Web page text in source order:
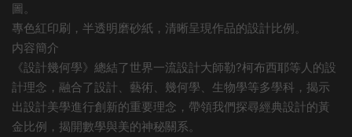
圖。
專色紅印刷，半透明磨砂紙，清晰呈現作品的設計比例。
内容簡介
《設計幾何學》總結了世界一流設計大師勒?柯布西耶等人的設
計理念，融合了設計、藝術、幾何學、生物學等多學科，揭示
出設計美學進行創新的重要理念，帶領我們探尋經典設計的黃
金比例，揭開數學與美的神秘關系。